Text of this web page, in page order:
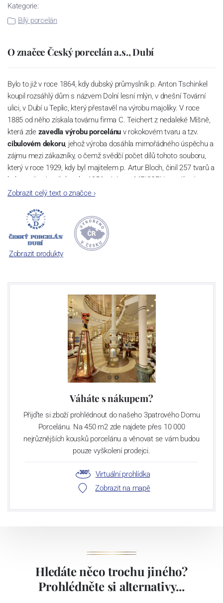
Kategorie:
Bílý porcelán
O značce Český porcelán a.s., Dubí
Bylo to již v roce 1864, kdy dubský průmyslník p. Anton Tschinkel
koupil rozsáhlý dům s názvem Dolní lesní mlýn, v dnešní Tovární
ulici, v Dubí u Teplic, který přestavěl na výrobu majoliky. V roce
1885 od něho získala továrnu firma C. Teichert z nedaleké Míšně,
která zdezavedla výrobu porcelánu v rokokovém tvaru a tzv.
cibulovém dekoru, jehož výroba dosáhla mimořádného úspěchu a
zájmu mezi zákazníky, o čemž svědčí počet dílů tohoto souboru,
který v roce 1929, kdy byl majitelem p. Artur Bloch, činil 257 tvarů a
byl označován až do roku 1956 nápisem MEISSEN v oválovém
rámečku.
Dnes, kdy čtete tento úvod, nese firma název
počet jeho dílů v cibulovém provedení je 850 tvarů. Tyto výrobky
jsou garantovány Asociací sklářského a keramického průmyslu
České republiky jako „
Český výrobek
Zobrazit celý text o značce›
Zobrazit produkty
Váháte s nákupem?
Přijďte si zboží prohlédnout do našeho 3patrového Domu
Porcelánu. Na 450 m2 zde najdete přes 10 000
nejrůznějších kousků porcelánu a věnovat se vám budou
pouze vyškolení prodejci.
Virtuální prohlídka
Zobrazit na mapě
Hledáte něco trochu jiného?
Prohlédněte si alternativy...